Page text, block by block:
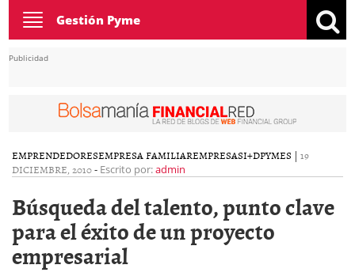
Toggle
navigation
Gestión Pyme
Publicidad
EMPRENDEDORESEMPRESA FAMILIAREMPRESASI+DPYMES | 19
DICIEMBRE, 2010- Escrito por:admin
Búsqueda del talento, punto clave
para el éxito de un proyecto
empresarial